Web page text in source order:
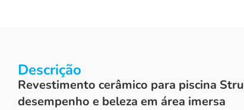
Descrição
Revestimento cerâmico para piscina
desempenho e beleza em área imersa